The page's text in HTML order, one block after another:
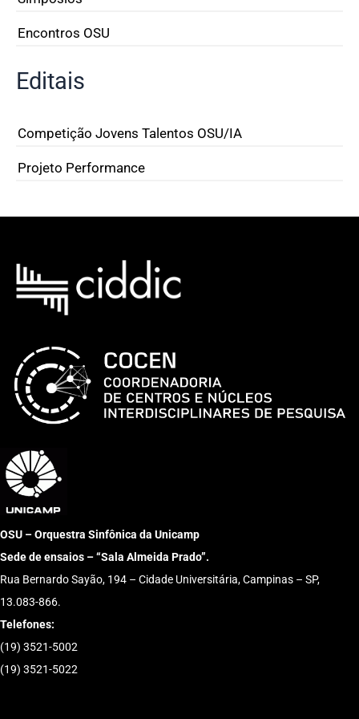
Encontros OSU
Editais
Competição Jovens Talentos OSU/IA
Projeto Performance
OSU – Orquestra Sinfônica da Unicamp
Sede de ensaios – “Sala Almeida Prado”.
Rua Bernardo Sayão, 194 – Cidade Universitária, Campinas – SP,
13.083-866.
Telefones:
(19) 3521-5002
(19) 3521-5022